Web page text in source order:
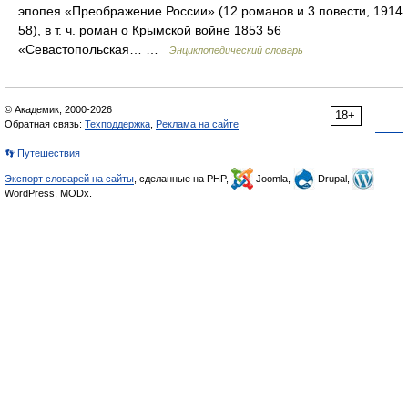
эпопея «Преображение России» (12 романов и 3 повести, 1914
58), в т. ч. роман о Крымской войне 1853 56
«Севастопольская… …
Энциклопедический словарь
18+
© Академик, 2000-2026
Обратная связь: Техподдержка Реклама на сайте
👣 Путешествия
Экспорт словарей на сайты , сделанные на PHP, Joomla,
Drupal,
WordPress, MODx.